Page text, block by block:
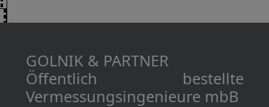
GOLNIK & PARTNER
Öffentlich bestellte
Vermessungs­­ingenieure mbB